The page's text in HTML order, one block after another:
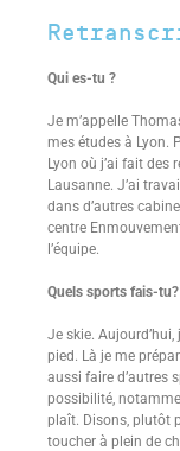
Qui es-tu ?
Je m’appelle
mes études à Lyon.
Lyon où j’ai fait des
Lausanne. J’ai
dans d’autres
centre
l’équipe.
Quels sports fais-tu?
Je skie.
pied. Là je me
aussi faire d’autres
possibilité,
plaît. Disons, plutôt
toucher à plein de